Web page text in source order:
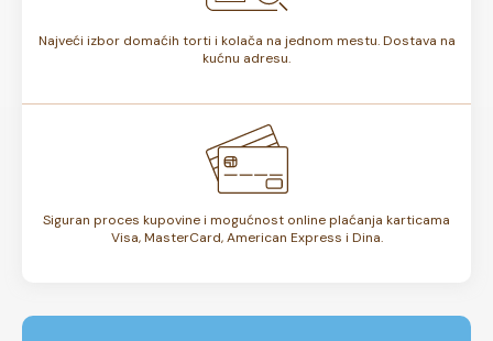
Najveći izbor domaćih torti i kolača na jednom mestu. Dostava na
kućnu adresu.
Siguran proces kupovine i mogućnost online plaćanja karticama
Visa, MasterCard, American Express i Dina.